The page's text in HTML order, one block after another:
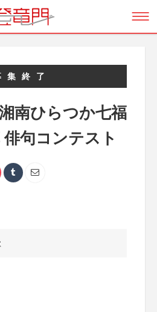
集終了
南ひらつか七福
句コンテスト